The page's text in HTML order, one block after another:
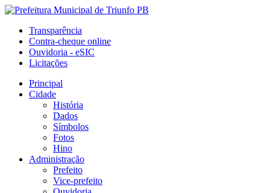
Transparência
Contra-cheque online
Ouvidoria - eSIC
Licitações
Principal
Cidade
História
Dados
Símbolos
Fotos
Hino
Administração
Prefeito
Vice-prefeito